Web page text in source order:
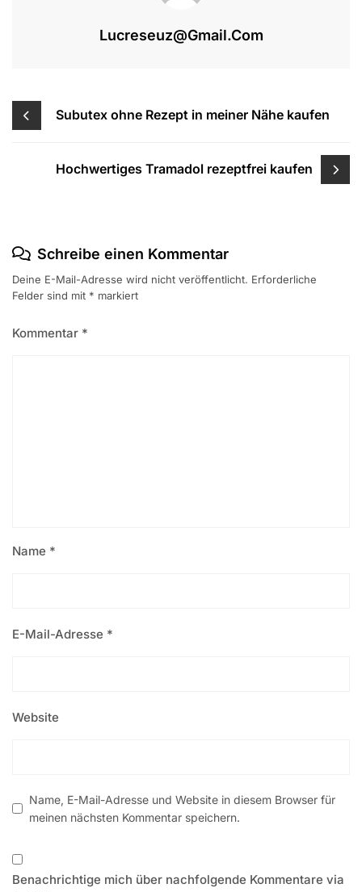
Lucreseuz@gmail.com
Beitragsnavigation
Subutex ohne Rezept in meiner Nähe kaufen
Hochwertiges Tramadol rezeptfrei kaufen
Schreibe einen Kommentar
Deine E-Mail-Adresse wird nicht veröffentlicht. Erforderliche
Felder sind mit * markiert
Kommentar *
Name *
E-Mail-Adresse *
Website
Name, E-Mail-Adresse und Website in diesem Browser für
meinen nächsten Kommentar speichern.
Benachrichtige mich über nachfolgende Kommentare via